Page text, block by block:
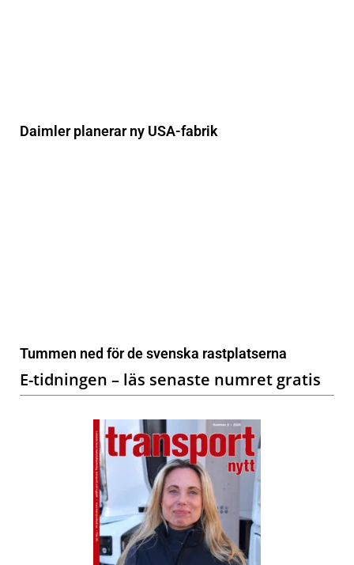
Daimler planerar ny USA-fabrik
Tummen ned för de svenska rastplatserna
E-tidningen – läs senaste numret gratis